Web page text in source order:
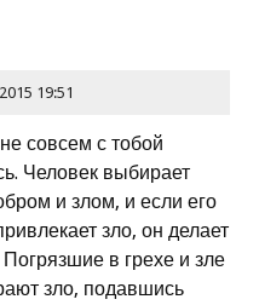
19:51
совсем с тобой
Человек выбирает
и злом, и если его
зло, он делает
Погрязшие в грехе и зле
зло, подавшись